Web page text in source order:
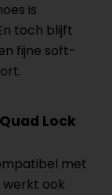
is
toch blijft
fijne soft-
Lock
met
werkt ook